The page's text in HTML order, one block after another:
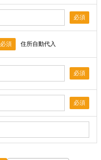
必須
必須 住所自動代入
必須
必須